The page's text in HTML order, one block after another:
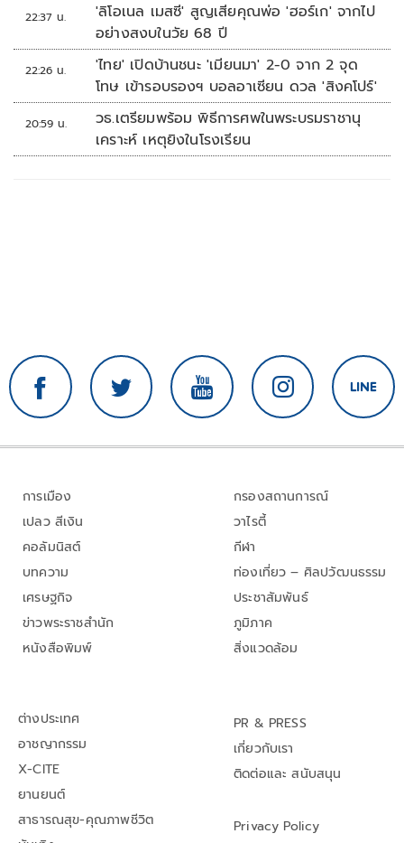
22:37 น.
'ลิโอเนล เมสซี' สูญเสียคุณพ่อ 'ฮอร์เก' จากไป
อย่างสงบในวัย 68 ปี
22:26 น.
'ไทย' เปิดบ้านชนะ 'เมียนมา' 2-0 จาก 2 จุด
โทษ เข้ารอบรองฯ บอลอาเซียน ดวล 'สิงคโปร์'
20:59 น.
วธ.เตรียมพร้อม พิธีการศพในพระบรมราชานุ
เคราะห์ เหตุยิงในโรงเรียน
การเมือง
เปลว สีเงิน
คอลัมนิสต์
บทความ
เศรษฐกิจ
ข่าวพระราชสำนัก
หนังสือพิมพ์
กรองสถานการณ์
วาไรตี้
กีฬา
ท่องเที่ยว – ศิลปวัฒนธรรม
ประชาสัมพันธ์
ภูมิภาค
สิ่งแวดล้อม
ต่างประเทศ
อาชญากรรม
X-CITE
ยานยนต์
สาธารณสุข-คุณภาพชีวิต
PR & PRESS
เกี่ยวกับเรา
ติดต่อและ สนับสนุน
Privacy Policy